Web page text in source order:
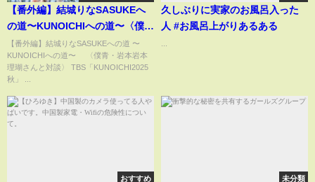
【番外編】結城りなSASUKEへ
の道〜KUNOICHIへの道〜〈僕
青・岩本理瑚さんと対談〉
【番外編】結城りなSASUKEへの道 〜
KUNOICHIへの道〜 〈僕青・岩本岩本
理瑚さんと対談〉 TBS「KUNOICHI2025
秋」 ...
久しぶりに実家のお風呂入った
人 #お風呂上がりあるある
おすすめ 未分類